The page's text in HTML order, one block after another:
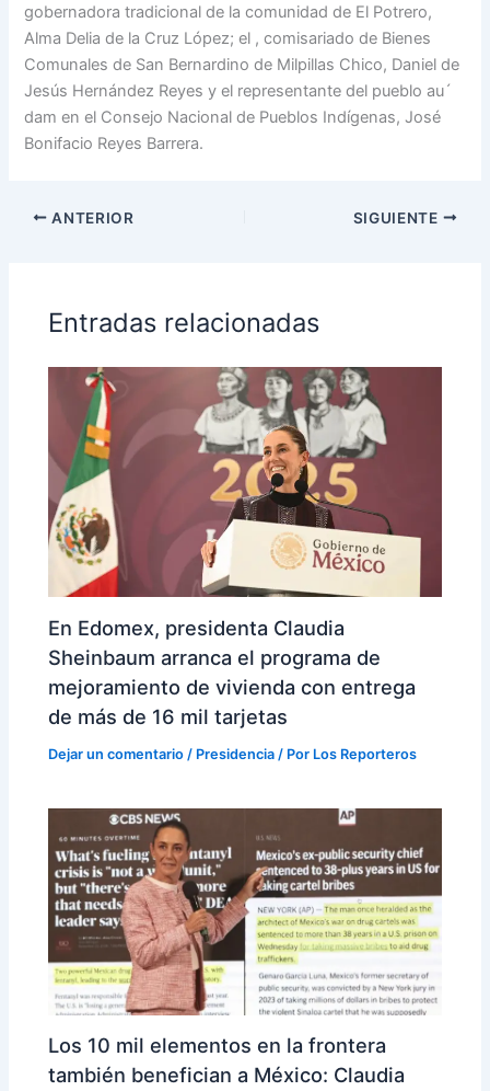
gobernadora tradicional de la comunidad de El Potrero,
Alma Delia de la Cruz López; el , comisariado de Bienes
Comunales de San Bernardino de Milpillas Chico, Daniel de
Jesús Hernández Reyes y el representante del pueblo au´
dam en el Consejo Nacional de Pueblos Indígenas, José
Bonifacio Reyes Barrera.
ANTERIOR SIGUIENTE
Entradas relacionadas
En Edomex, presidenta Claudia
Sheinbaum arranca el programa de
mejoramiento de vivienda con entrega
de más de 16 mil tarjetas
Dejar un comentario / Presidencia / Por Los Reporteros
Los 10 mil elementos en la frontera
también benefician a México: Claudia